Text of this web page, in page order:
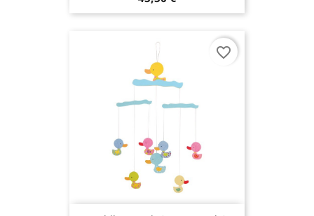
favorite_border